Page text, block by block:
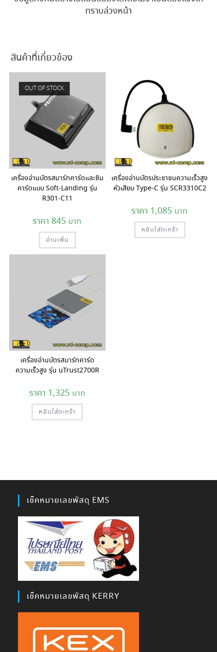
ทราบล่วงหน้า
สินค้าที่เกี่ยวข้อง
OUT OF STOCK
เครื่องอ่านบัตรสมาร์ทคาร์ดและซิม
คาร์ดแบบ Soft-Landing รุ่น
R301-C11
845
อ่านเพิ่ม
เครื่องอ่านบัตรประชาชนความเร็วสูง
หัวเสียบ Type-C รุ่น SCR3310C2
1,085
หยิบใส่ตะกร้า
เครื่องอ่านบัตรสมาร์ทคาร์ด
ความเร็วสูง รุ่น uTrust2700R
1,325
หยิบใส่ตะกร้า
เช็คหมายเลขพัสดุ EMS
เช็คหมายเลขพัสดุ KERRY